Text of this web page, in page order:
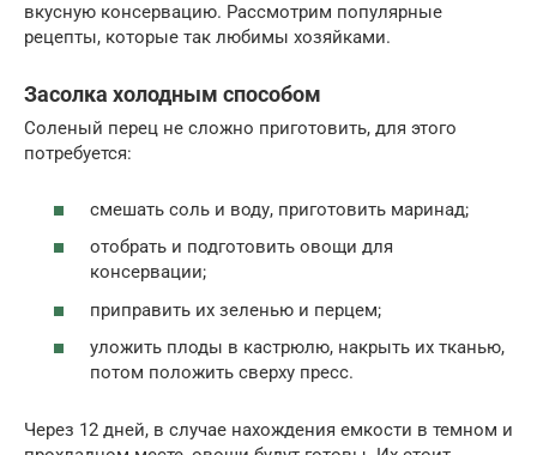
вкусную консервацию. Рассмотрим популярные
рецепты, которые так любимы хозяйками.
Засолка холодным способом
Соленый перец не сложно приготовить, для этого
потребуется:
смешать соль и воду, приготовить маринад;
отобрать и подготовить овощи для
консервации;
приправить их зеленью и перцем;
уложить плоды в кастрюлю, накрыть их тканью,
потом положить сверху пресс.
Через 12 дней, в случае нахождения емкости в темном и